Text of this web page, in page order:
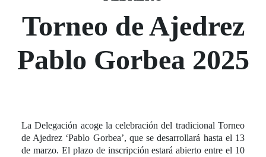
Torneo de Ajedrez
Pablo Gorbea 2025
La Delegación acoge la celebración del tradicional Torneo
de Ajedrez ‘Pablo Gorbea’, que se desarrollará hasta el 13
de marzo. El plazo de inscripción estará abierto entre el 10